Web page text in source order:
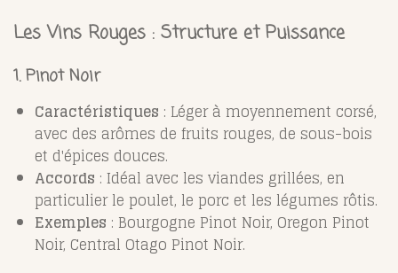
Les Vins Rouges : Structure et Puissance
1. Pinot Noir
Caractéristiques : Léger à moyennement corsé,
avec des arômes de fruits rouges, de sous-bois
et d'épices douces.
Accords : Idéal avec les viandes grillées, en
particulier le poulet, le porc et les légumes rôtis.
Exemples : Bourgogne Pinot Noir, Oregon Pinot
Noir, Central Otago Pinot Noir.